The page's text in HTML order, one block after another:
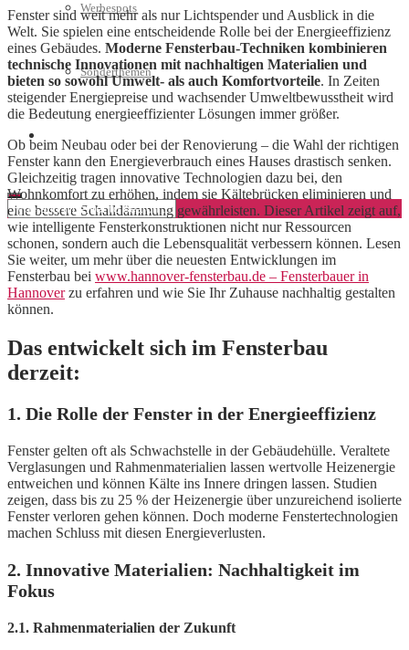
Werbespots
Sonderthemen
Fenster sind weit mehr als nur Lichtspender und Ausblick in die
Welt. Sie spielen eine entscheidende Rolle bei der Energieeffizienz
eines Gebäudes. Moderne Fensterbau-Techniken kombinieren
technische Innovationen mit nachhaltigen Materialien und
bieten so sowohl Umwelt- als auch Komfortvorteile. In Zeiten
steigender Energiepreise und wachsender Umweltbewusstheit wird
die Bedeutung energieeffizienter Lösungen immer größer.
Ob beim Neubau oder bei der Renovierung – die Wahl der richtigen
Fenster kann den Energieverbrauch eines Hauses drastisch senken.
Gleichzeitig tragen innovative Technologien dazu bei, den
Wohnkomfort zu erhöhen, indem sie Kältebrücken eliminieren und
eine bessere Schalldämmung gewährleisten. Dieser Artikel zeigt auf,
wie intelligente Fensterkonstruktionen nicht nur Ressourcen
schonen, sondern auch die Lebensqualität verbessern können. Lesen
Sie weiter, um mehr über die neuesten Entwicklungen im
Fensterbau bei www.hannover-fensterbau.de – Fensterbauer in
Hannoverzu erfahren und wie Sie Ihr Zuhause nachhaltig gestalten
können.
Das entwickelt sich im Fensterbau
derzeit:
1. Die Rolle der Fenster in der Energieeffizienz
Fenster gelten oft als Schwachstelle in der Gebäudehülle. Veraltete
Verglasungen und Rahmenmaterialien lassen wertvolle Heizenergie
entweichen und können Kälte ins Innere dringen lassen. Studien
zeigen, dass bis zu 25 % der Heizenergie über unzureichend isolierte
Fenster verloren gehen können. Doch moderne Fenstertechnologien
machen Schluss mit diesen Energieverlusten.
2. Innovative Materialien: Nachhaltigkeit im
Fokus
2.1. Rahmenmaterialien der Zukunft